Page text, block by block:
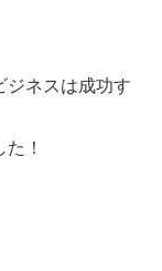
ネスは成功す
！